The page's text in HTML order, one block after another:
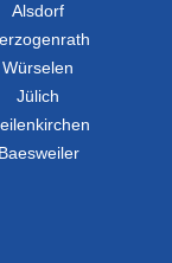
Alsdorf
Würselen
Jülich
Baesweiler